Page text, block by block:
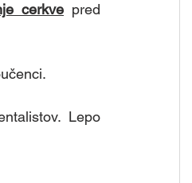
cerkve pred
Lepo